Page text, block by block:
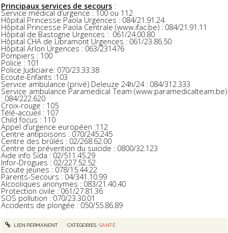
Principaux services de secours :
Service médical d’urgence : 100 ou 112
Hôpital Princesse Paola Urgences : 084/21.91.24
Hôpital Princesse Paola Centrale (www.ifac.be) : 084/21.91.11
Hôpital de Bastogne Urgences : 061/24.00.80
Hôpital CHA de Libramont Urgences : 061/23.86.50
Hôpital Arlon Urgences : 063/231476
Pompiers : 100
Police : 101
Police Judiciaire: 070/23.33.38
Ecoute-Enfants :103
Service ambulance (privé) Deleuze 24h/24 : 084/312.333
Service ambulance Paramedical Team (www.paramedicalteam.be)
: 084/222.620
Croix-rouge : 105
Télé-accueil : 107
Child focus : 110
Appel d’urgence européen :112
Centre antipoisons : 070/245.245
Centre des brûlés : 02/268.62.00
Centre de prévention du suicide : 0800/32.123
Aide info Sida : 02/511.45.29
Infor-Drogues : 02/227.52.52
Ecoute jeunes : 078/15.44.22
Parents-Secours : 04/341.10.99
Alcooliques anonymes : 083/21.40.40
Protection civile : 061/27.81.36
SOS pollution : 070/23.30.01
Accidents de plongée : 050/55.86.89
LIEN PERMANENT CATÉGORIES :SANTÉ